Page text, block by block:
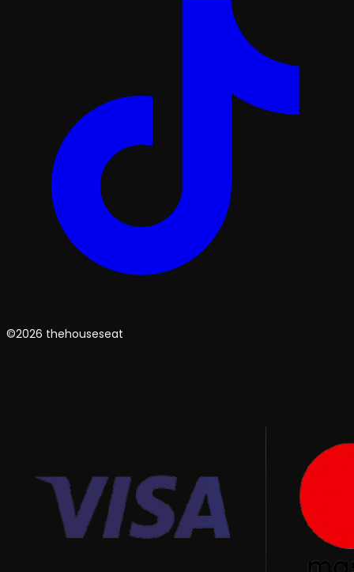
©2026 thehouseseat